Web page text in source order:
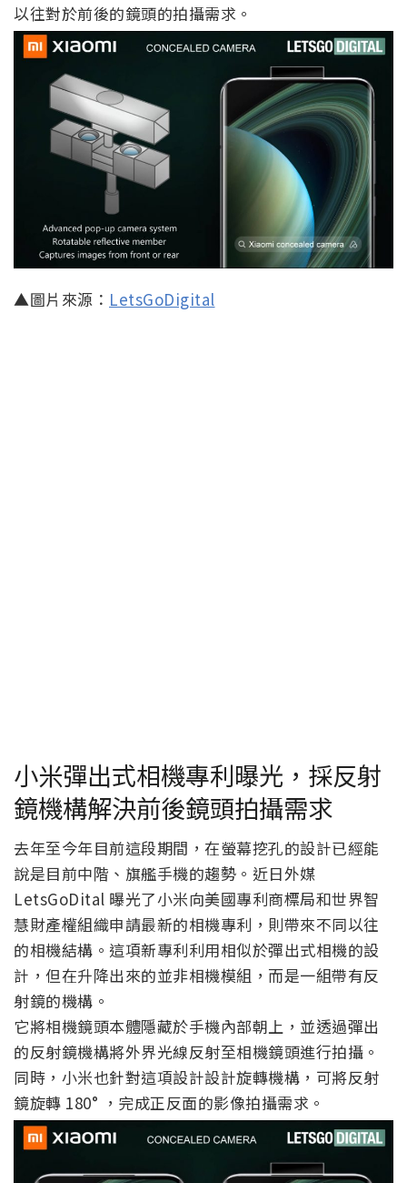
以往對於前後的鏡頭的拍攝需求。
▲圖片來源： LetsGoDigital
小米彈出式相機專利曝光，採反射
鏡機構解決前後鏡頭拍攝需求
去年至今年目前這段期間，在螢幕挖孔的設計已經能
說是目前中階、旗艦手機的趨勢。近日外媒
LetsGoDital 曝光了小米向美國專利商標局和世界智
慧財產權組織申請最新的相機專利，則帶來不同以往
的相機結構。這項新專利利用相似於彈出式相機的設
計，但在升降出來的並非相機模組，而是一組帶有反
射鏡的機構。
它將相機鏡頭本體隱藏於手機內部朝上，並透過彈出
的反射鏡機構將外界光線反射至相機鏡頭進行拍攝。
同時，小米也針對這項設計設計旋轉機構，可將反射
鏡旋轉 180° ，完成正反面的影像拍攝需求。